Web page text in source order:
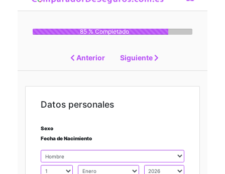
Anterior
85 % Completado
Siguiente
Datos personales
Sexo
Fecha de Nacimiento